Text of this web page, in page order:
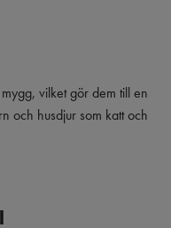
vilket gör dem till en
och husdjur som katt och